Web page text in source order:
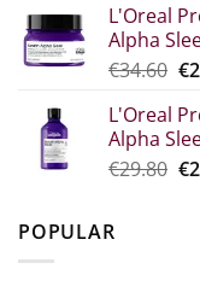
L'Oreal
Alpha
€34.60 €
L'Oreal
Alpha
€29.80 €
POPULAR